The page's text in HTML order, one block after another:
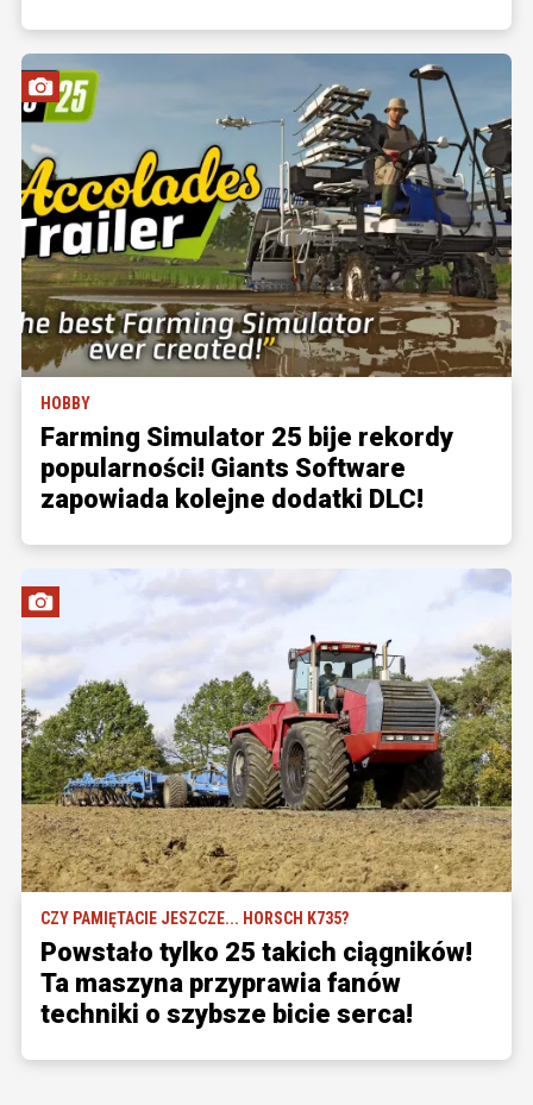
HOBBY
Farming Simulator 25 bije rekordy
popularności! Giants Software
zapowiada kolejne dodatki DLC!
CZY PAMIĘTACIE JESZCZE... HORSCH K735?
Powstało tylko 25 takich ciągników!
Ta maszyna przyprawia fanów
techniki o szybsze bicie serca!